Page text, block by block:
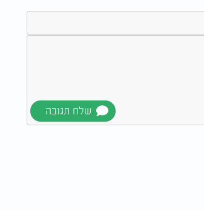
כבוי.